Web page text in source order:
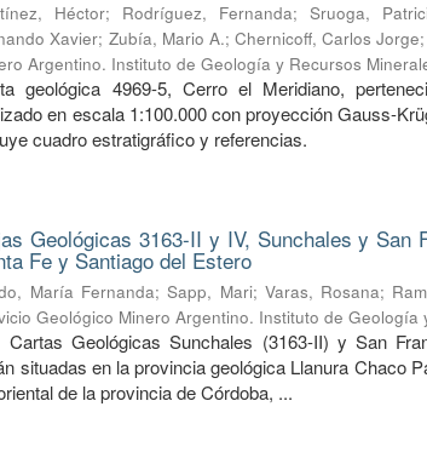
Héctor; Rodríguez, Fernanda;Sruoga,
Xavier; Zubía, Mario A.; Chernicoff, Carlos Jorge
Argentino. Instituto de Geología y Recursos
geológica 4969-5, Cerro el Meridiano,
en escala 1:100.000 con proyección Gauss-
cuadro estratigráfico y referencias.
Geológicas 3163-II y IV, Sunchales y San
Fe y Santiago del Estero
María Fernanda;Sapp, Mari; Varas, Rosana;
Geológico Minero Argentino. Instituto de Geología
Cartas Geológicas Sunchales (3163-II) y San
situadas en la provincia geológica Llanura Chaco
de la provincia de Córdoba, ...